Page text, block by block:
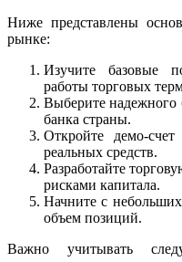
Ниже представлены
рынке:
Изучите базовые
работы торговых
Выберите надежного
банка страны.
Откройте демо-
реальных средств.
Разработайте
рисками капитала.
Начните с
объем позиций.
Важно учитывать